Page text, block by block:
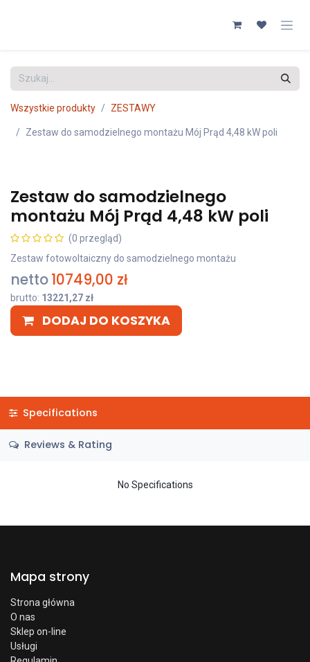
Wszystkie produkty ZESTAWY
Zestaw do samodzielnego montażu Mój Prąd 4,48 kW poli
Zestaw do samodzielnego
montażu Mój Prąd 4,48 kW poli
(0 przegląd)
Zestaw fotowoltaiczny do samodzielnego montażu
netto10749,00 zł
brutto: 13221,27 zł
DODAJ DO KOSZYKA
Specifications
Reviews & Rating
No Specifications
Mapa strony
Strona główna
O nas
Sklep on-line
Usługi